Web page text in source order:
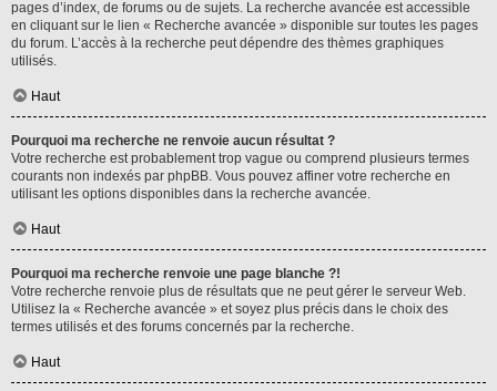
pages d’index, de forums ou de sujets. La recherche avancée est accessible
en cliquant sur le lien « Recherche avancée » disponible sur toutes les pages
du forum. L’accès à la recherche peut dépendre des thèmes graphiques
utilisés.
Haut
Pourquoi ma recherche ne renvoie aucun résultat ?
Votre recherche est probablement trop vague ou comprend plusieurs termes
courants non indexés par phpBB. Vous pouvez affiner votre recherche en
utilisant les options disponibles dans la recherche avancée.
Haut
Pourquoi ma recherche renvoie une page blanche ?!
Votre recherche renvoie plus de résultats que ne peut gérer le serveur Web.
Utilisez la « Recherche avancée » et soyez plus précis dans le choix des
termes utilisés et des forums concernés par la recherche.
Haut